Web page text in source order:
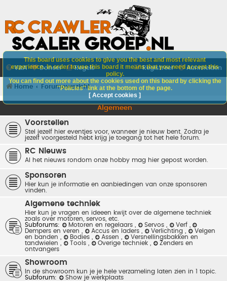
V&A Doneer Regels Aanmelden
Registreer
Home Forumoverzicht
Algemeen
Voorstellen
Stel jezelf hier eventjes voor, wanneer je nieuw bent. Zodra je
jezelf voorgesteld hebt krijg je toegang tot het hele forum.
RC Nieuws
Al het nieuws rondom onze hobby mag hier gepost worden.
Sponsoren
Hier kun je informatie en aanbiedingen van onze sponsoren
vinden.
Algemene techniek
Hier kun je vragen en ideeen kwijt over de algemene techniek
zoals over motoren, servos, etc.
Subforums:
Motoren en regelaars Servos Verf
Dempers en veren
Accus en laders Verlichting
Velgen
en banden
Bodies Assen
Versnellingsbakken en
tandwielen
Tools Overige techniek
Zenders en
ontvangers
Showroom
In de showroom kun je je hele verzameling laten zien in 1 topic.
Subforum:
Show je werkplaats
This board uses cookies to give you the best and most relevant
experience. In order to use this board it means that you need accept this
policy.
You can find out more about the cookies used on this board by clicking the
"Policies" link at the bottom of the page.
[ Accept cookies ]